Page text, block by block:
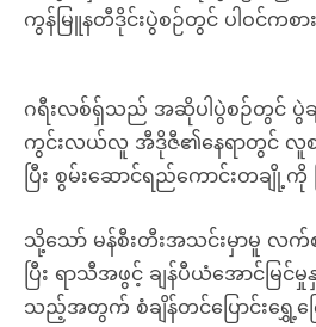
ကွန်မြူနတီဒိုင်းပွဲစဉ်တွင် ပါဝင်ကစာ
ဂရီးလစ်ရှ်သည် အဆိုပါပွဲစဉ်တွင် ပွဲခ
ကွင်းလယ်လူ အီဒိုဇီ၏နေရာတွင် လူစား
ပြီး စွမ်းဆောင်ရည်ကောင်းတချို့
သို့သော် မန်စီးတီးအသင်းမှာမူ လက်
ပြီး ရာသီအဖွင့် ချန်ပီယံအောင်မြင်မှု
သည့်အတွက် စံချိန်တင်ပြောင်းရွှေ့က